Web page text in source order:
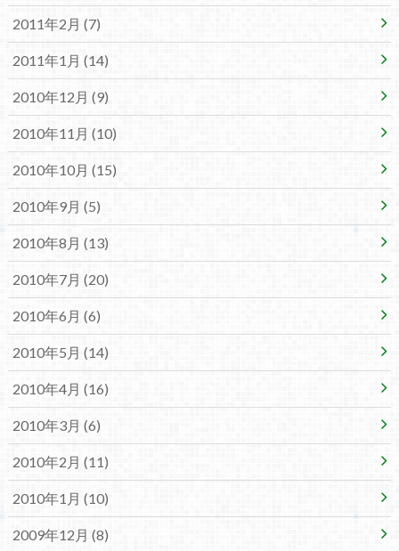
2011年2月 (7)
2011年1月 (14)
2010年12月 (9)
2010年11月 (10)
2010年10月 (15)
2010年9月 (5)
2010年8月 (13)
2010年7月 (20)
2010年6月 (6)
2010年5月 (14)
2010年4月 (16)
2010年3月 (6)
2010年2月 (11)
2010年1月 (10)
2009年12月 (8)